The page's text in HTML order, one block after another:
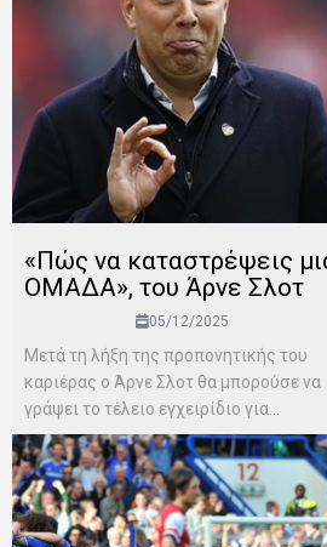
«Πώς να καταστρέψεις
ΟΜΑΔΑ», του Άρνε Σλοτ
05/12/2025
Μετά τη λήξη της προπονητικής του
καριέρας ο Άρνε Σλοτ θα μπορούσε να
γράψει το τέλειο εγχειρίδιο για...